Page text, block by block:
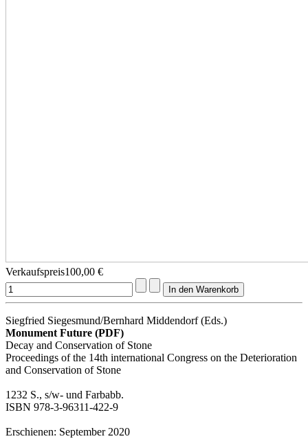
Verkaufspreis100,00 €
Siegfried Siegesmund/Bernhard Middendorf (Eds.)
Monument Future (PDF)
Decay and Conservation of Stone
Proceedings of the 14th international Congress on the Deterioration
and Conservation of Stone
1232 S., s/w- und Farbabb.
ISBN 978-3-96311-422-9
Erschienen: September 2020